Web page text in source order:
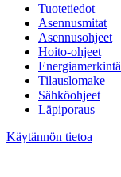
Tuotetiedot
Asennusmitat
Asennusohjeet
Hoito-ohjeet
Energiamerkintä
Tilauslomake
Sähköohjeet
Läpiporaus
Käytännön tietoa